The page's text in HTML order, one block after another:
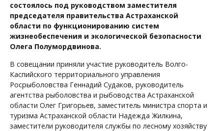
состоялось под руководством заместителя
председателя правительства Астраханской
области по функционированию систем
жизнеобеспечения и экологической безопасности
Олега Полумордвинова.
В совещании приняли участие руководитель Волго-
Каспийского территориального управления
Росрыболовства Геннадий Судаков, руководитель
агентства рыболовства и рыбоводства Астраханской
области Олег Григорьев, заместитель министра спорта и
туризма Астраханской области Надежда Жилкина,
заместители руководителя службы по лесному хозяйству